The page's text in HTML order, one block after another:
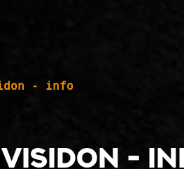
- info
Visidon -